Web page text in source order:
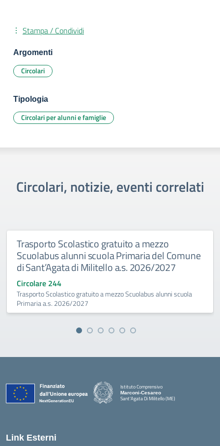
Stampa / Condividi
Argomenti
Circolari
Tipologia
Circolari per alunni e famiglie
Circolari, notizie, eventi correlati
Trasporto Scolastico gratuito a mezzo
Scuolabus alunni scuola Primaria del Comune
di Sant’Agata di Militello a.s. 2026/2027
Circolare 244
Trasporto Scolastico gratuito a mezzo Scuolabus alunni scuola
Primaria a.s. 2026/2027
Istituto Comprensivo
Marconi-Cesareo
Sant'Agata Di Militello (ME)
— Visita la pagina iniziale della scuola
Link Esterni